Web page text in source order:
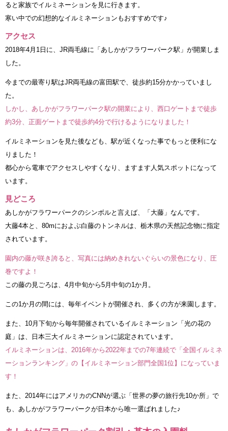
ると家族でイルミネーションを見に行きます。
寒い中での幻想的なイルミネーションもおすすめです♪
アクセス
2018年4月1日に、JR両毛線に「あしかがフラワーパーク駅」が開業しま
した。
今までの最寄り駅はJR両毛線の富田駅で、徒歩約15分かかっていまし
た。
しかし、あしかがフラワーパーク駅の開業により、西口ゲートまで徒歩
約3分、正面ゲートまで徒歩約4分で行けるようになりました！
イルミネーションを見た後なども、駅が近くなった事でもっと便利にな
りました！
都心から電車でアクセスしやすくなり、ますます人気スポットになって
います。
見どころ
あしかがフラワーパークのシンボルと言えば、「大藤」なんです。
大藤4本と、80mにおよぶ白藤のトンネルは、栃木県の天然記念物に指定
されています。
園内の藤が咲き誇ると、写真には納めきれないぐらいの景色になり、圧
巻ですよ！
この藤の見ごろは、4月中旬から5月中旬の1か月。
この1か月の間には、毎年イベントが開催され、多くの方が来園します。
また、10月下旬から毎年開催されているイルミネーション「光の花の
庭」は、日本三大イルミネーションに認定されています。
イルミネーションは、2016年から2022年までの7年連続で「全国イルミネ
ーションランキング」の【イルミネーション部門全国1位】になっていま
す！
また、2014年にはアメリカのCNNが選ぶ「世界の夢の旅行先10か所」で
も、あしかがフラワーパークが日本から唯一選ばれました♪